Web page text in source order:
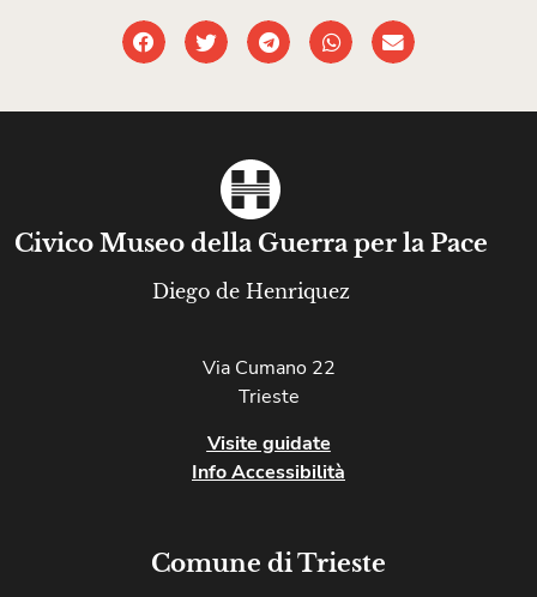
Civico Museo della Guerra per la Pace
Diego de Henriquez
Via Cumano 22
Trieste
Visite guidate
Info Accessibilità
Comune di Trieste